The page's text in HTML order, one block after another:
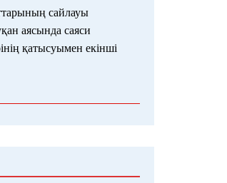
сайлауы
аясында саяси
қатысуымен екінші